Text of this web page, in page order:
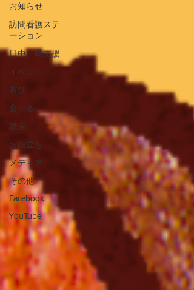
お知らせ
訪問看護ステ
ーション
日中一時支援
イベント
遊び
食べる
講座
お役立ち
メディア
その他
Facebook
YouTube